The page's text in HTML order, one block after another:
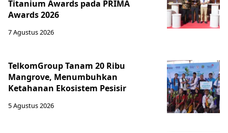
Titanium Awards pada PRIMA
Awards 2026
7 Agustus 2026
TelkomGroup Tanam 20 Ribu
Mangrove, Menumbuhkan
Ketahanan Ekosistem Pesisir
5 Agustus 2026